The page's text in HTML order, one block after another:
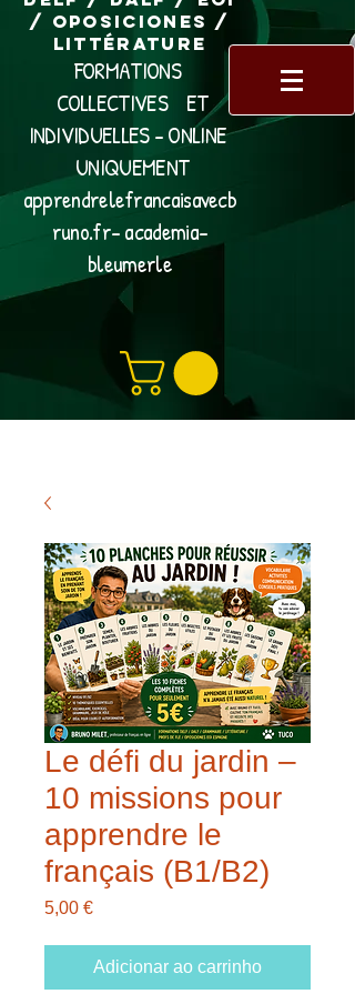
/ Oposiciones /
Littérature
FORMATIONS
COLLECTIVES ET
INDIVIDUELLES - ONLINE
UNIQUEMENT
apprendrelefrancaisavecb
runo.fr- academia-
bleumerle
Le défi du jardin –
10 missions pour
apprendre le
français (B1/B2)
5,00 €Preço
Adicionar ao carrinho